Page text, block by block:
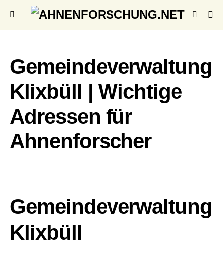
Gemeindeverwaltung
Klixbüll | Wichtige
Adressen für
Ahnenforscher
Gemeindeverwaltung
Klixbüll